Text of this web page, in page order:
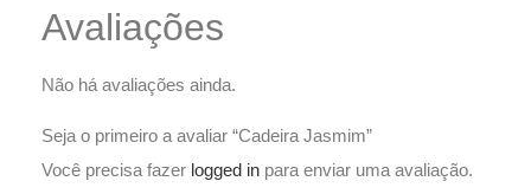
Avaliações
Não há avaliações ainda.
Seja o primeiro a avaliar “Cadeira Jasmim”
Você precisa fazer logged in para enviar uma avaliação.